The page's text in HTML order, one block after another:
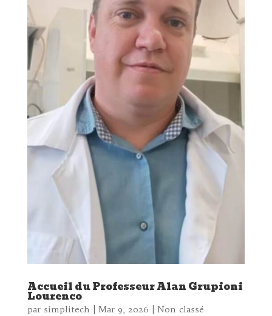
Accueil du Professeur Alan Grupioni
Lourenco
par simplitech Mar 9, 2026 Non classé